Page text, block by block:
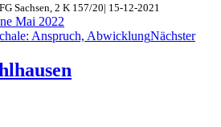
Sachsen, 2 K 157/20| 15-12-2021
Mai 2022
Anspruch, AbwicklungNächster